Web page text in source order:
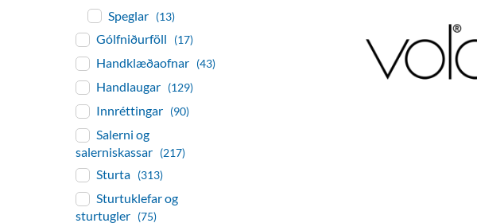
Speglar (13)
Gólfniðurföll (17)
Handklæðaofnar (43)
Handlaugar (129)
Innréttingar (90)
Salerni og
salerniskassar (217)
Sturta (313)
Sturtuklefar og
sturtugler (75)